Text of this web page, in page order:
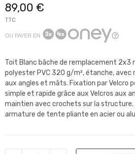
89,00 €
TTC
OU PAYER EN
Toit Blanc bâche de remplacement 2x3
polyester PVC 320 g/m², étanche,
aux angles et mâts. Fixation par Velcro
simple et rapide grâce aux Velcros aux
maintien avec crochets sur la structure.
armature de tente pliante en acier ou